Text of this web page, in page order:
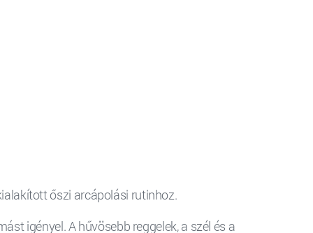
őszi arcápolási rutinhoz.
igényel. A hűvösebb reggelek, a szél és a